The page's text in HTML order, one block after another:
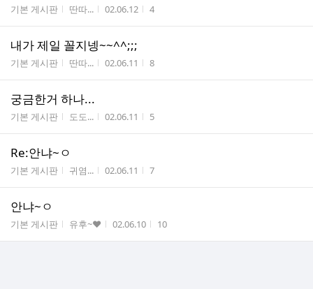
게시판명
기본 게시판 작성자
딴따... 작성시간
02.06.12 조회수
4
내가 제일 꼴지넹~~^^;;;
게시판명
기본 게시판 작성자
딴따... 작성시간
02.06.11 조회수
8
궁금한거 하나...
게시판명
기본 게시판 작성자
도도... 작성시간
02.06.11 조회수
5
Re:안냐~ㅇ
게시판명
기본 게시판 작성자
귀염... 작성시간
02.06.11 조회수
7
안냐~ㅇ
게시판명
기본 게시판 작성자
유후~♥ 작성시간
02.06.10 조회수
10